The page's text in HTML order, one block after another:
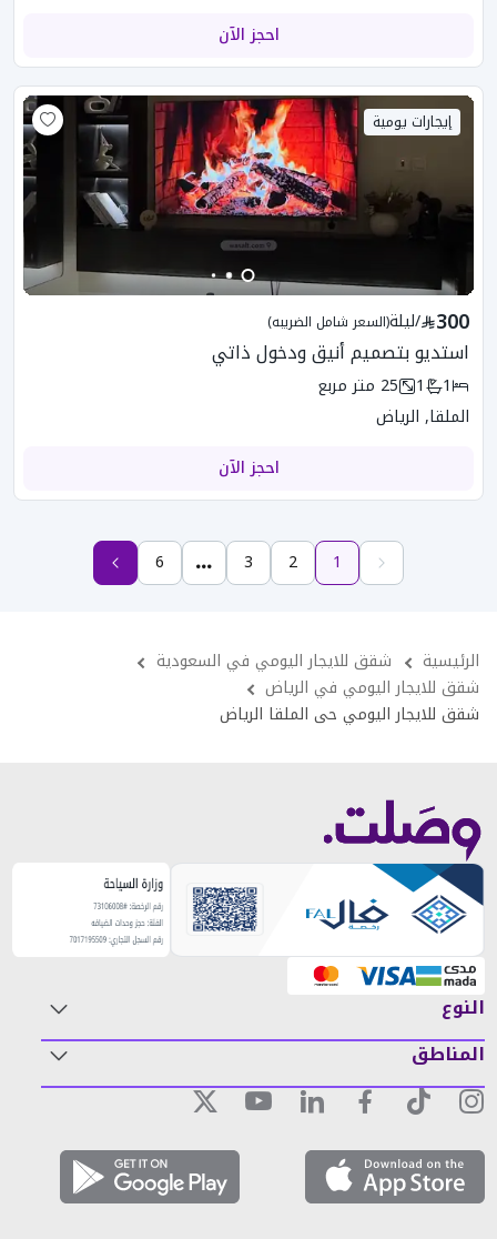
احجز الآن
إيجارات يومية
300
/ليلة(السعر شامل الضريبه)
استديو بتصميم أنيق ودخول ذاتي
1
1
25 متر مربع
الملقا, الرياض
احجز الآن
1
2
3
6
الرئيسية
شقق للايجار اليومي في السعودية
شقق للايجار اليومي في الرياض
شقق للايجار اليومي حى الملقا الرياض
النوع
المناطق